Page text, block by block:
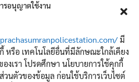
รอนุญาตใช้งาน
มี
หรือ เทคโนโลยีอื่นที่มีลักษณะใกล้เคียง
งเรา โปรดศึกษา นโยบายการใช้คุกกี้
วนตัวของข้อมูล ก่อนใช้บริการเว็บไซต์